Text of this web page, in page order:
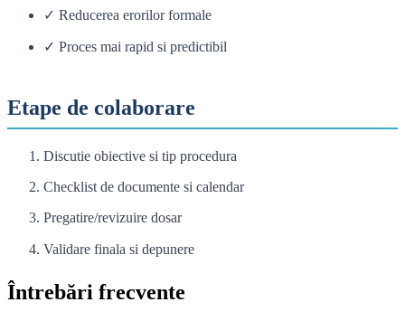
✓ Reducerea erorilor formale
✓ Proces mai rapid si predictibil
Etape de colaborare
Discutie obiective si tip procedura
Checklist de documente si calendar
Pregatire/revizuire dosar
Validare finala si depunere
Întrebări frecvente